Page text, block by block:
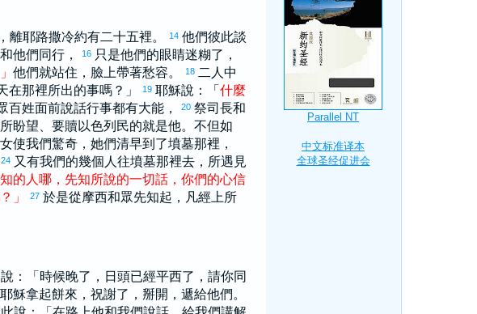
離耶路撒冷約有二十五裡。 14 他們彼此談
他們同行， 16 只是他們的眼睛迷糊了，
」 他們就站住，臉上帶著愁容。 18 二人中
在那裡所出的事嗎？」 19 耶穌說：「 什麼
百姓面前說話行事都有大能， 20 祭司長和
盼望、要贖以色列 民的就是他。不但如
使我們驚奇，她們清早到了墳墓那裡，
24 又有我們的幾個人往墳墓那裡去，所遇見
的 人 哪， 先知所說的一切話， 你們的心信
？ 」 27 於是從摩西和眾先知起，凡經上所
：「時候晚了，日頭已經平西了，請你同
穌拿起餅來，祝謝了，掰開，遞給他們。